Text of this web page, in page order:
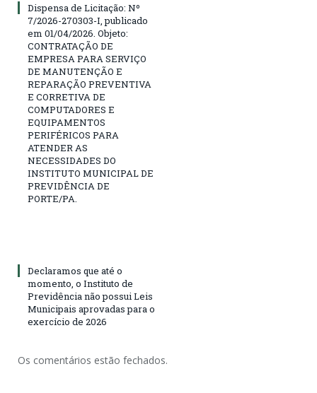
Dispensa de Licitação: Nº
7/2026-270303-I, publicado
em 01/04/2026. Objeto:
CONTRATAÇÃO DE
EMPRESA PARA SERVIÇO
DE MANUTENÇÃO E
REPARAÇÃO PREVENTIVA
E CORRETIVA DE
COMPUTADORES E
EQUIPAMENTOS
PERIFÉRICOS PARA
ATENDER AS
NECESSIDADES DO
INSTITUTO MUNICIPAL DE
PREVIDÊNCIA DE
PORTE/PA.
Declaramos que até o
momento, o Instituto de
Previdência não possui Leis
Municipais aprovadas para o
exercício de 2026
Os comentários estão fechados.